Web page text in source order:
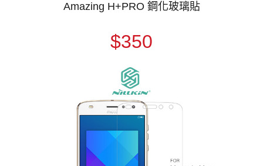
Amazing H+PRO 鋼化玻璃貼
$350